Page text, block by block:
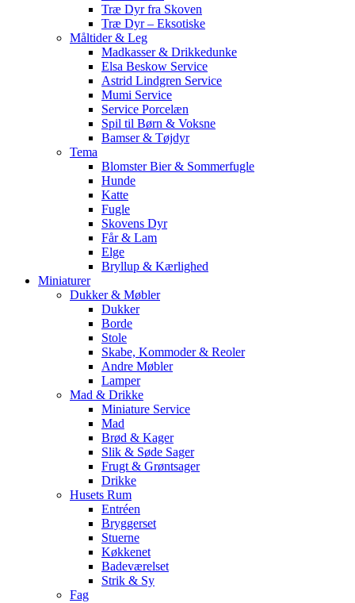
Træ Dyr fra Skoven
Træ Dyr – Eksotiske
Måltider & Leg
Madkasser & Drikkedunke
Elsa Beskow Service
Astrid Lindgren Service
Mumi Service
Service Porcelæn
Spil til Børn & Voksne
Bamser & Tøjdyr
Tema
Blomster Bier & Sommerfugle
Hunde
Katte
Fugle
Skovens Dyr
Får & Lam
Elge
Bryllup & Kærlighed
Miniaturer
Dukker & Møbler
Dukker
Borde
Stole
Skabe, Kommoder & Reoler
Andre Møbler
Lamper
Mad & Drikke
Miniature Service
Mad
Brød & Kager
Slik & Søde Sager
Frugt & Grøntsager
Drikke
Husets Rum
Entréen
Bryggerset
Stuerne
Køkkenet
Badeværelset
Strik & Sy
Fag